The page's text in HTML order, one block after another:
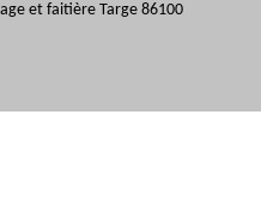
et faitière Targe 86100